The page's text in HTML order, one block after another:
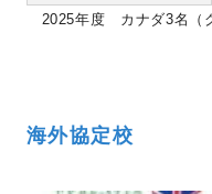
2025年度 カナダ3名（
海外協定校